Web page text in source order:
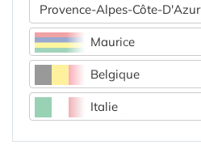
Provence-Alpes-Côte-D'Azur
Maurice
Belgique
Italie